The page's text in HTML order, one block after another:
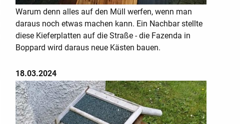
Warum denn alles auf den Müll werfen, wenn man
daraus noch etwas machen kann. Ein Nachbar stellte
diese Kieferplatten auf die Straße - die Fazenda in
Boppard wird daraus neue Kästen bauen.
18.03.2024